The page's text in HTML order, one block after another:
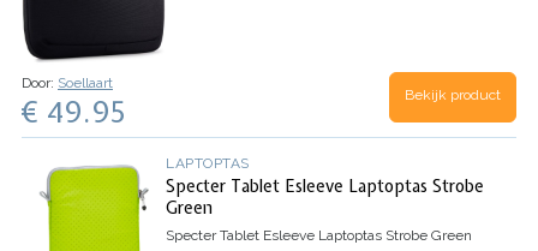
Door: Soellaart
€ 49.95 Bekijk product
LAPTOPTAS
Specter Tablet Esleeve Laptoptas Strobe
Green
Specter Tablet Esleeve Laptoptas Strobe Green